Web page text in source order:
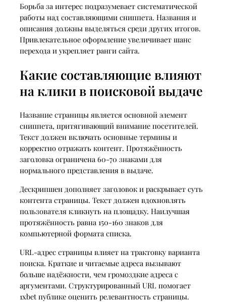
Борьба за интерес подразумевает систематической
работы над составляющими сниппета. Названия и
описания должны выделяться среди других итогов.
Привлекательное оформление увеличивает шанс
перехода и укрепляет ранги сайта.
Какие составляющие влияют
на клики в поисковой выдаче
Название страницы является основной элемент
сниппета, притягивающий внимание посетителей.
Текст должен включать основные термины и
корректно отражать контент. Протяжённость
заголовка ограничена 60-70 знаками для
нормального представления в выдаче.
Дескрипшен дополняет заголовок и раскрывает суть
контента страницы. Текст должен вдохновлять
пользователя кликнуть на площадку. Наилучшая
протяжённость равна 150-160 знаков для
компьютерной формата списка.
URL-адрес страницы влияет на трактовку варианта
поиска. Краткие и читаемые адреса вызывают
больше надёжности, чем громоздкие адреса с
аргументами. Структурированный URL помогает
1xbet публике оценить релевантность страницы.